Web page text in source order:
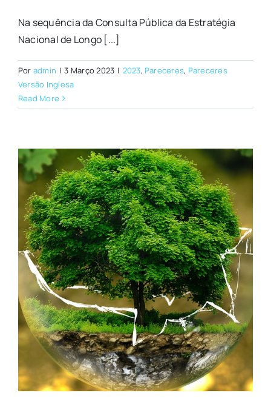
Na sequência da Consulta Pública da Estratégia
Nacional de Longo [...]
Por admin | 3 Março 2023 | 2023, Pareceres, Pareceres
Versão Inglesa
Read More